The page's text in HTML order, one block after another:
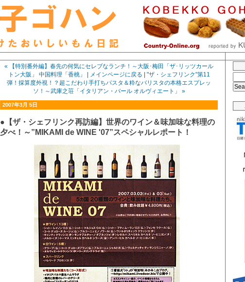
« 【特別番外編】春先の何気にセレブなランチ！～大阪･梅田「ザ･リッツカール
トン大阪」 中国料理「香桃」
メインページに戻る
"ザ・シェフリンク"第11
弾！採算度外視！？超こだわり手打ちパスタ＆粋なバリスタの本格エスプレッ
ソ！～武庫之荘「イタリアン・バール オルヴィエート」 »
2007年3月 5日
●【ザ・シェフリンク再訪編】世界のワイン＆味加味な料理の
夕べ！～”MIKAMI de WINE '07”スペシャルレポート！